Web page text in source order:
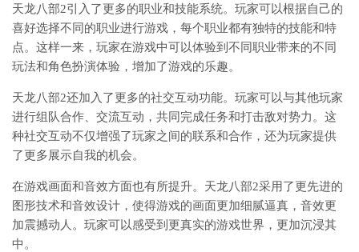
天龙八部2引入了更多的职业和技能系统。玩家可以根据自己的
喜好选择不同的职业进行游戏，每个职业都有独特的技能和特
点。这样一来，玩家在游戏中可以体验到不同职业带来的不同
玩法和角色扮演体验，增加了游戏的乐趣。
天龙八部2还加入了更多的社交互动功能。玩家可以与其他玩家
进行组队合作、交流互动，共同完成任务和打击敌对势力。这
种社交互动不仅增强了玩家之间的联系和合作，还为玩家提供
了更多展示自我的机会。
在游戏画面和音效方面也有所提升。天龙八部2采用了更先进的
图形技术和音效设计，使得游戏的画面更加细腻逼真，音效更
加震撼动人。玩家可以感受到更真实的游戏世界，更加沉浸其
中。